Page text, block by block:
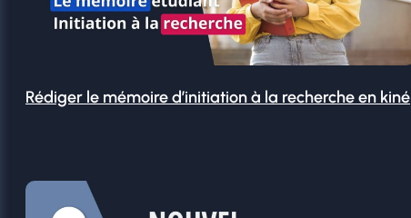
Rédiger le mémoire d’initiation à la recherche en kiné